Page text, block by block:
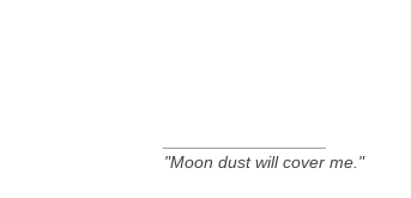
"Moon dust will cover me."